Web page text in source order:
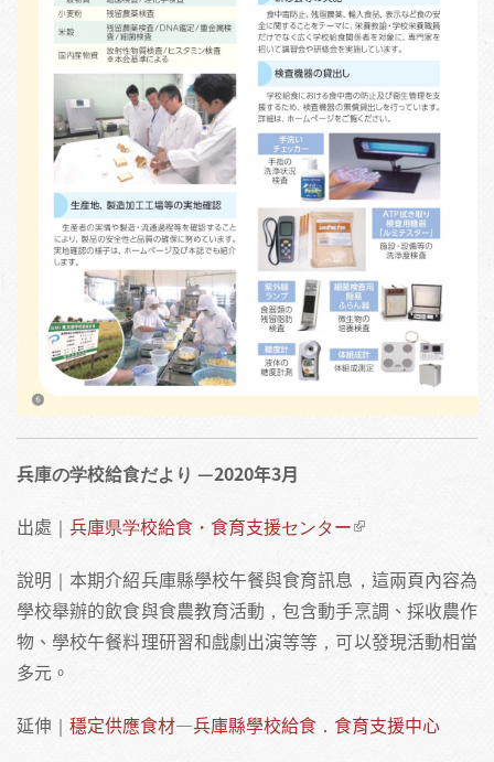
兵庫の学校給食だより​ ​—2020年3月
出處｜ 兵庫県学校給食・食育支援センター
說明｜本期介紹兵庫縣學校午餐與食育訊息，這兩頁內容為
學校舉辦的飲食與食農教育活動，包含動手烹調、採收農作
物、學校午餐料理研習和戲劇出演等等，可以發現活動相當
多元。
延伸｜ 穩定供應食材—兵庫縣學校給食．食育支援中心